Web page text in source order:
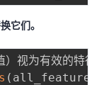
它们。
视为有效的特征
( all_features